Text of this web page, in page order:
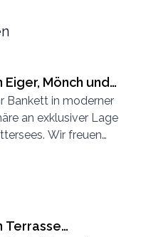
Mönch und
Bankett in moderner
an exklusiver Lage
Wir freuen
Ihnen zu gestalten.
Terrasse